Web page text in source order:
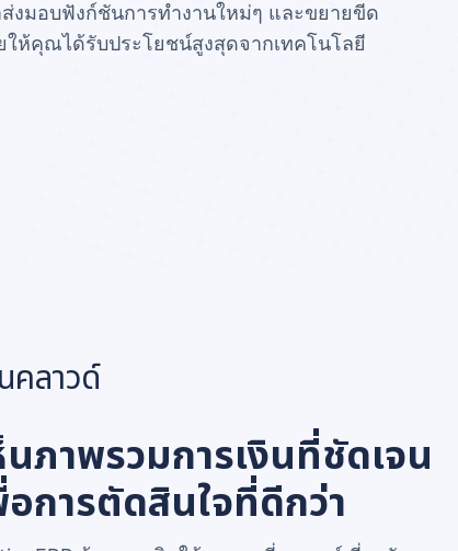
งมอบฟังก์ชันการทำงานใหม่ๆ และขยายขีด
ห้คุณได้รับประโยชน์สูงสุดจากเทคโนโลยี
คลาวด์
นภาพรวมการเงินที่ชัดเจน
อการตัดสินใจที่ดีกว่า